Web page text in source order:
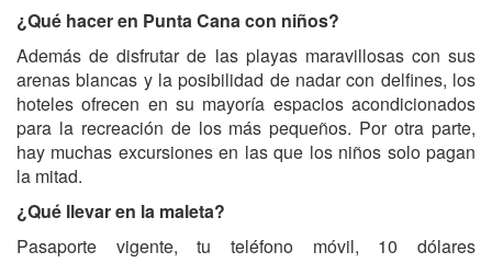
¿Qué hacer en Punta Cana con niños?
Además de disfrutar de las playas maravillosas con sus
arenas blancas y la posibilidad de nadar con delfines, los
hoteles ofrecen en su mayoría espacios acondicionados
para la recreación de los más pequeños. Por otra parte,
hay muchas excursiones en las que los niños solo pagan
la mitad.
¿Qué llevar en la maleta?
Pasaporte vigente, tu teléfono móvil, 10 dólares